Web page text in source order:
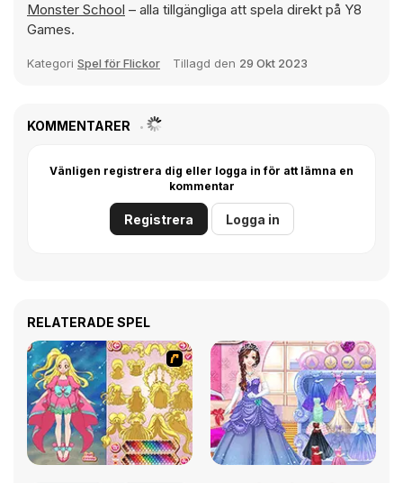
Monster School – alla tillgängliga att spela direkt på Y8
Games.
Kategori Spel för Flickor Tillagd den 29 Okt 2023
KOMMENTARER
Vänligen registrera dig eller logga in för att lämna en
kommentar
Registrera Logga in
RELATERADE SPEL